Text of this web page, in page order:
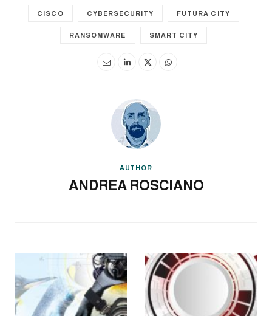
CISCO CYBERSECURITY FUTURA CITY
RANSOMWARE SMART CITY
AUTHOR
ANDREA ROSCIANO